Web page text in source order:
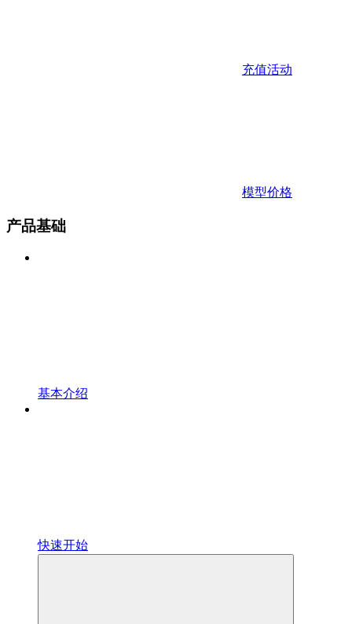
充值活动
模型价格
产品基础
基本介绍
快速开始